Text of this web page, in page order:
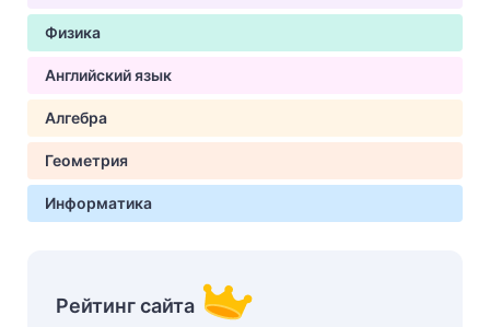
Физика
Английский язык
Алгебра
Геометрия
Информатика
Рейтинг сайта